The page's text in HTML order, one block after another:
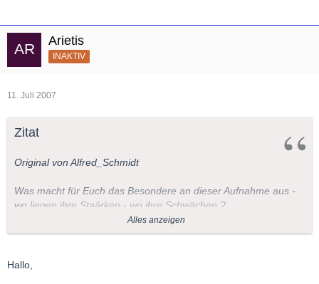
Arietis
INAKTIV
11. Juli 2007
Zitat
Original von Alfred_Schmidt
Was macht für Euch das Besondere an dieser Aufnahme aus -
wo liegen ihre Staärken - wo ihre Schwächen ?
viel Spaß mit diesem Thread
wünscht Alfred
Alles anzeigen
Hallo,